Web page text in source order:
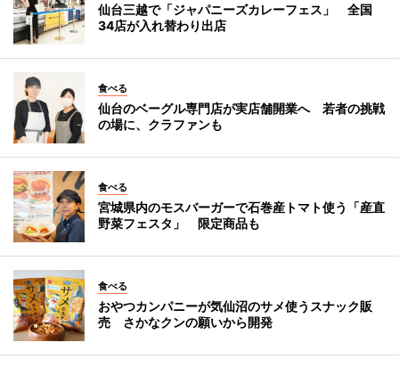
仙台三越で「ジャパニーズカレーフェス」 全国
34店が入れ替わり出店
食べる
仙台のベーグル専門店が実店舗開業へ 若者の挑戦
の場に、クラファンも
食べる
宮城県内のモスバーガーで石巻産トマト使う「産直
野菜フェスタ」 限定商品も
食べる
おやつカンパニーが気仙沼のサメ使うスナック販
売 さかなクンの願いから開発